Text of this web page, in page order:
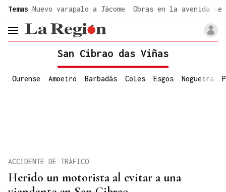
Temas Nuevo varapalo a Jácome Obras en la avenida de
header.menu.open
San Cibrao das Viñas
Ourense Amoeiro Barbadás Coles Esgos Nogueira
Herido un motorista al evitar a una
ACCIDENTE DE TRÁFICO